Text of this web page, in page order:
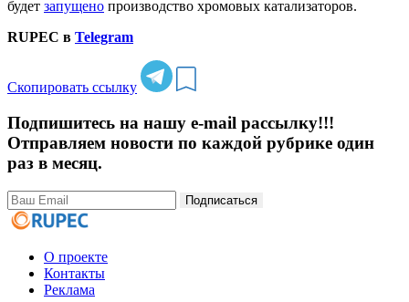
будет запущено производство хромовых катализаторов.
RUPEC в Telegram
Скопировать ссылку
Подпишитесь на нашу e-mail рассылку!!!
Отправляем новости по каждой рубрике один
раз в месяц.
Подписаться
О проекте
Контакты
Реклама